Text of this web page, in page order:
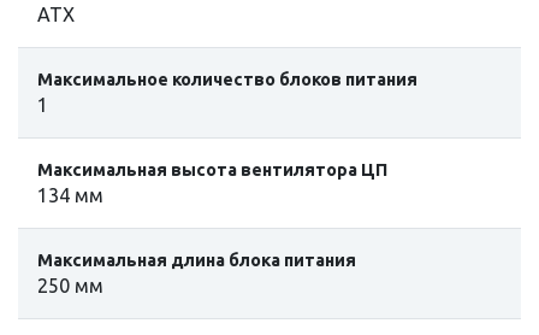
ATX
Максимальное количество блоков питания
1
Максимальная высота вентилятора ЦП
134 мм
Максимальная длина блока питания
250 мм